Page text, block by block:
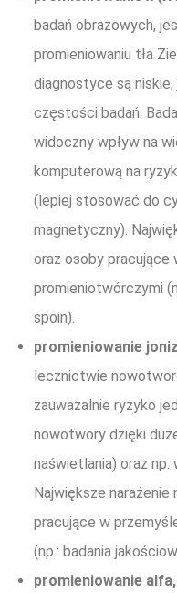
badań obrazowych,
promieniowaniu tła
diagnostyce są
częstości badań.
widoczny wpływ na
komputerową na
(lepiej stosować do
magnetyczny).
oraz osoby pracujące
promieniotwórczymi
spoin).
promieniowanie
lecznictwie
zauważalnie ryzyko
nowotwory dzięki
naświetlania) oraz
Największe
pracujące w
(np.: badania
promieniowanie